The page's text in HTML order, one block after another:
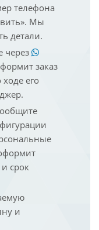
телефона
Мы
детали.
через
заказ
его
срок
и